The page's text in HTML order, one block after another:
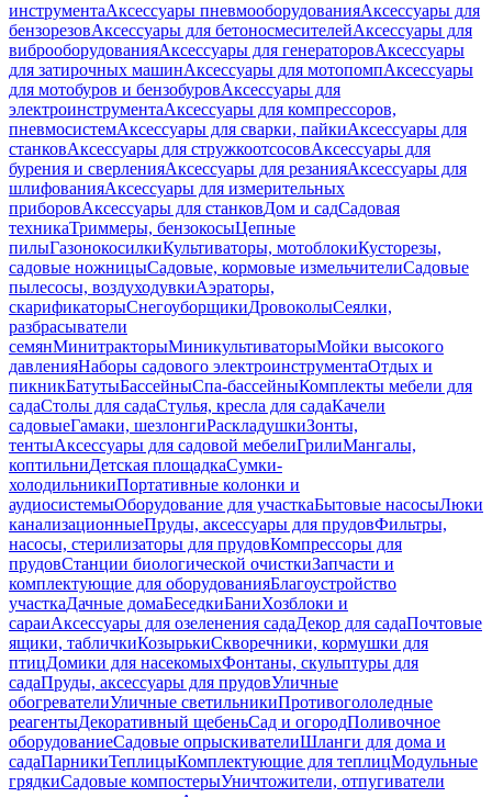
инструментаАксессуары пневмооборудованияАксессуары для
бензорезовАксессуары для бетоносмесителейАксессуары для
виброоборудованияАксессуары для генераторовАксессуары
для затирочных машинАксессуары для мотопомпАксессуары
для мотобуров и бензобуровАксессуары для
электроинструментаАксессуары для компрессоров,
пневмосистемАксессуары для сварки, пайкиАксессуары для
станковАксессуары для стружкоотсосовАксессуары для
бурения и сверленияАксессуары для резанияАксессуары для
шлифованияАксессуары для измерительных
приборовАксессуары для станковДом и садСадовая
техникаТриммеры, бензокосыЦепные
пилыГазонокосилкиКультиваторы, мотоблокиКусторезы,
садовые ножницыСадовые, кормовые измельчителиСадовые
пылесосы, воздуходувкиАэраторы,
скарификаторыСнегоуборщикиДровоколыСеялки,
разбрасыватели
семянМинитракторыМиникультиваторыМойки высокого
давленияНаборы садового электроинструментаОтдых и
пикникБатутыБассейныСпа-бассейныКомплекты мебели для
садаСтолы для садаСтулья, кресла для садаКачели
садовыеГамаки, шезлонгиРаскладушкиЗонты,
тентыАксессуары для садовой мебелиГрилиМангалы,
коптильниДетская площадкаСумки-
холодильникиПортативные колонки и
аудиосистемыОборудование для участкаБытовые насосыЛюки
канализационныеПруды, аксессуары для прудовФильтры,
насосы, стерилизаторы для прудовКомпрессоры для
прудовСтанции биологической очисткиЗапчасти и
комплектующие для оборудованияБлагоустройство
участкаДачные домаБеседкиБаниХозблоки и
сараиАксессуары для озеленения садаДекор для садаПочтовые
ящики, табличкиКозырькиСкворечники, кормушки для
птицДомики для насекомыхФонтаны, скульптуры для
садаПруды, аксессуары для прудовУличные
обогревателиУличные светильникиПротивогололедные
реагентыДекоративный щебеньСад и огородПоливочное
оборудованиеСадовые опрыскивателиШланги для дома и
садаПарникиТеплицыКомплектующие для теплицМодульные
грядкиСадовые компостерыУничтожители, отпугиватели